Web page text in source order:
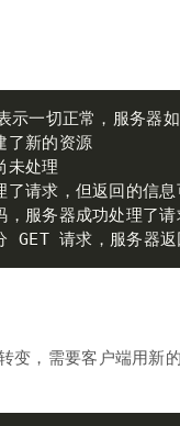
GET 请求，服务器
变，需要客户端用新